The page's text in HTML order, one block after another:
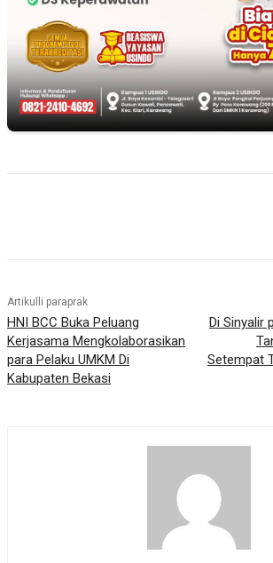
Artikulli paraprak
HNI BCC Buka Peluang
Kerjasama Mengkolaborasikan
para Pelaku UMKM Di
Kabupaten Bekasi
Di Sinyalir
Setempat